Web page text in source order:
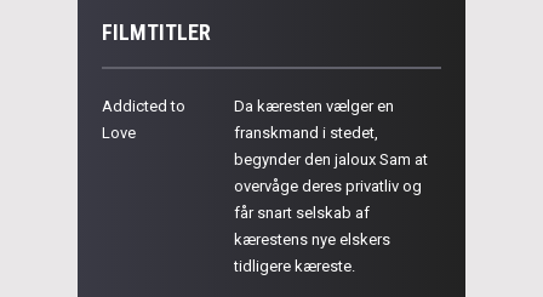
FILMTITLER
Addicted to
Love
Da kæresten vælger en
franskmand i stedet,
begynder den jaloux Sam at
overvåge deres privatliv og
får snart selskab af
kærestens nye elskers
tidligere kæreste.